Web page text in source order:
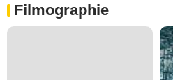
Filmographie